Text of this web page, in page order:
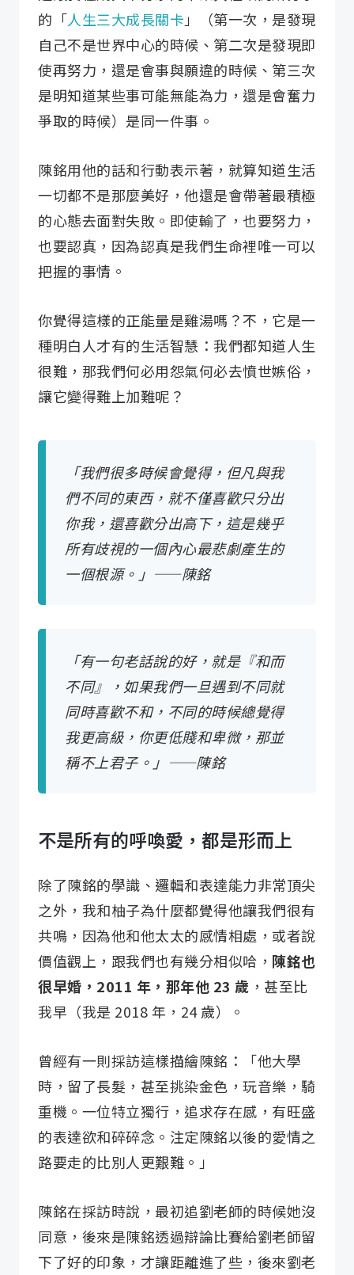
的「人生三大成長關卡 」（第一次，是發現
自己不是世界中心的時候、第二次是發現即
使再努力，還是會事與願違的時候、第三次
是明知道某些事可能無能為力，還是會奮力
爭取的時候）是同一件事。
陳銘用他的話和行動表示著，就算知道生活
一切都不是那麼美好，他還是會帶著最積極
的心態去面對失敗。即使輸了，也要努力，
也要認真，因為認真是我們生命裡唯一可以
把握的事情。
你覺得這樣的正能量是雞湯嗎？不，它是一
種明白人才有的生活智慧：我們都知道人生
很難，那我們何必用怨氣何必去憤世嫉俗，
讓它變得難上加難呢？
「我們很多時候會覺得，但凡與我
們不同的東西，就不僅喜歡只分出
你我，還喜歡分出高下，這是幾乎
所有歧視的一個內心最悲劇產生的
一個根源。」——陳銘
「有一句老話說的好，就是『和而
不同』，如果我們一旦遇到不同就
同時喜歡不和，不同的時候總覺得
我更高級，你更低賤和卑微，那並
稱不上君子。」——陳銘
不是所有的呼喚愛，都是形而上
除了陳銘的學識、邏輯和表達能力非常頂尖
之外，我和柚子為什麼都覺得他讓我們很有
共鳴，因為他和他太太的感情相處，或者說
價值觀上，跟我們也有幾分相似哈， 陳銘也
很早婚，2011 年，那年他 23 歲 ，甚至比
我早（我是 2018 年，24 歲）。
曾經有一則採訪這樣描繪陳銘：「他大學
時，留了長髮，甚至挑染金色，玩音樂，騎
重機。一位特立獨行，追求存在感，有旺盛
的表達欲和碎碎念。注定陳銘以後的愛情之
路要走的比別人更艱難。」
陳銘在採訪時說，最初追劉老師的時候她沒
同意，後來是陳銘透過辯論比賽給劉老師留
下了好的印象，才讓距離進了些，後來劉老